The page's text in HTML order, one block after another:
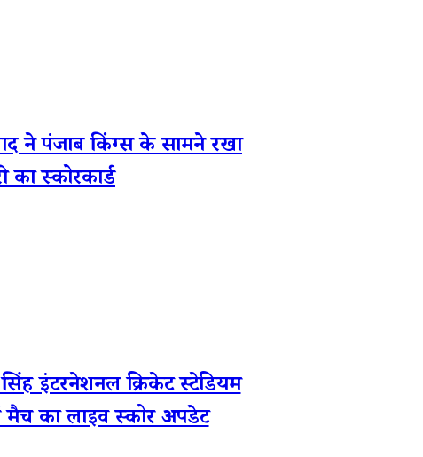
ने पंजाब किंग्स के सामने रखा
स्कोरकार्ड
इंटरनेशनल क्रिकेट स्टेडियम
मैच का लाइव स्कोर अपडेट